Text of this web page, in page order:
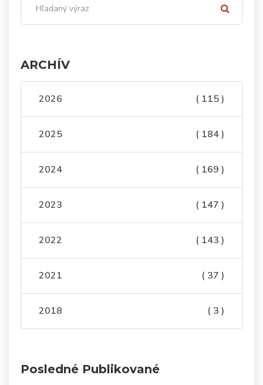
ARCHÍV
2026 ( 115 )
2025 ( 184 )
2024 ( 169 )
2023 ( 147 )
2022 ( 143 )
2021 ( 37 )
2018 ( 3 )
Posledné Publikované